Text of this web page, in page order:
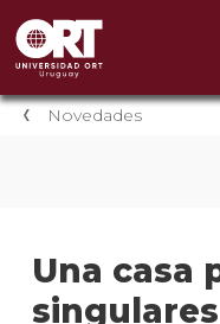
Novedades
Una casa
singulares